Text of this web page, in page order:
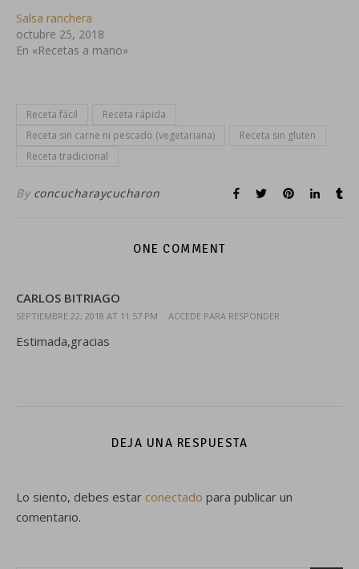
Salsa ranchera
octubre 25, 2018
En «Recetas a mano»
Receta fácil
Receta rápida
Receta sin carne ni pescado (vegetariana)
Receta sin gluten
Receta tradicional
By concucharaycucharon
ONE COMMENT
CARLOS BITRIAGO
SEPTIEMBRE 22, 2018 AT 11:57 PM ACCEDE PARA RESPONDER
Estimada,gracias
DEJA UNA RESPUESTA
Lo siento, debes estar conectado para publicar un
comentario.